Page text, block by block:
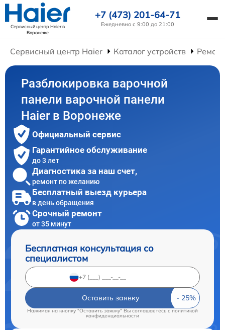
Сервисный центр Haierв
Воронеже
+7 (473) 201-64-71
Ежедневно с 9:00 до 21:00
Сервисный центр Haier Каталог устройств
Разблокировка варочной
панели варочной панели
Haier в Воронеже
Официальный сервис
Гарантийное обслуживание
до 3 лет
Диагностика за наш счет,
ремонт по желанию
Бесплатный выезд курьера
в день обращения
Срочный ремонт
от 35 минут
Бесплатная консультация со
специалистом
Оставить заявку
Нажимая на кнопку "Оставить заявку" Вы соглашаетесь cполитикой
конфиденциальности